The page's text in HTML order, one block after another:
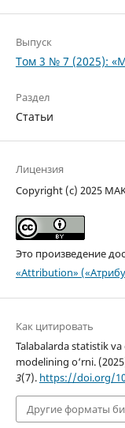
Выпуск
Том 3 № 7 (2025):
Раздел
Статьи
Лицензия
Copyright (c) 2025
Это произведение
«Attribution»
Как цитировать
Talabalarda statistik
modelining o‘rni.
3(7). https://doi.org/
Другие форматы